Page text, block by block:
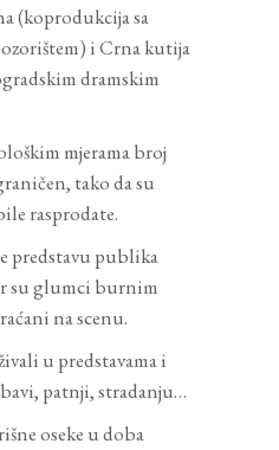
(koprodukcija sa
i Crna kutija
dramskim
mjerama broj
tako da su
rasprodate.
predstavu publika
su glumci burnim
na scenu.
u predstavama i
patnji, stradanju…
oseke u doba